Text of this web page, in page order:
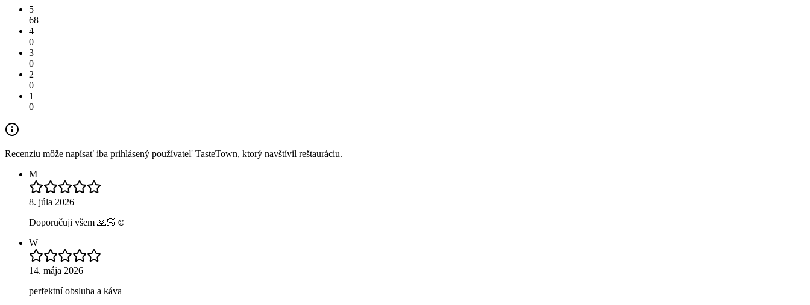
5
68
4
0
3
0
2
0
1
0
Recenziu môže napísať iba prihlásený používateľ TasteTown, ktorý navštívil reštauráciu.
M
8. júla 2026
Doporučuji všem 🙏🏻☺️
W
14. mája 2026
perfektní obsluha a káva